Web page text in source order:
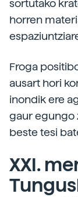
sortutako
horren
Froga
ausart hori
inondik ere
gaur egungo
beste tesi
XXI.